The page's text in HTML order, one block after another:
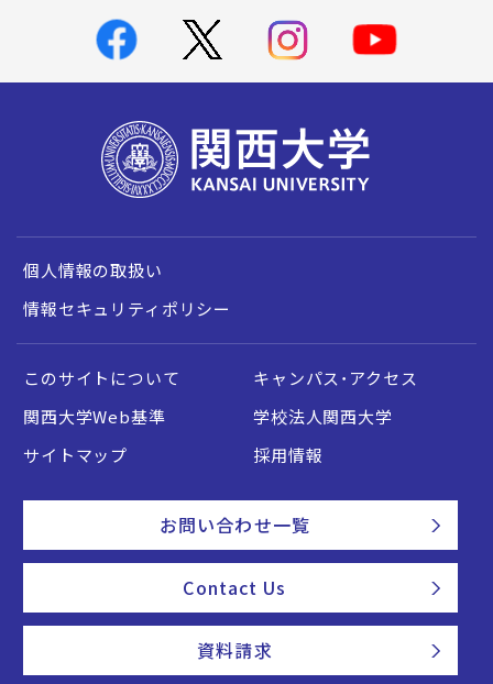
個人情報の取扱い
情報セキュリティポリシー
このサイトについて
キャンパス・アクセス
関西大学Web基準
学校法人関西大学
サイトマップ
採用情報
お問い合わせ一覧
Contact Us
資料請求